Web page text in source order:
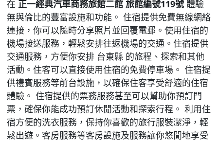
在 正一經典汽車商務旅館二館 旅館編號119號體驗
無與倫比的豐富設施和功能。 住宿提供免費無線網絡
連接，你可以隨時分享照片並回覆電郵。使用住宿的
機場接送服務，輕鬆安排往返機場的交通。住宿提供
交通服務，方便你安排 台東縣 的旅程、探索和其他
活動。住客可以直接使用住宿的免費停車場。 住宿提
供禮賓服務等前台設施，以確保住客享受舒適的住宿
體驗。 住宿提供的票務服務甚至可以幫助你預訂門
票，確保你能成功預訂休閒活動和探索行程。 利用住
宿方便的洗衣服務，保持你喜歡的旅行服裝潔淨，輕
鬆出遊。客房服務等客房設施及服務讓你悠閒地享受